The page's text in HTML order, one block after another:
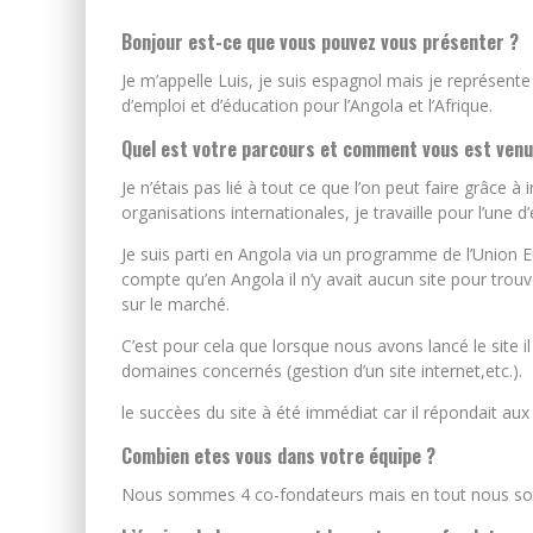
Bonjour est-ce que vous pouvez vous présenter ?
Je m’appelle Luis, je suis espagnol mais je
d’emploi et d’éducation pour l’Angola et l’Afrique.
Quel est votre parcours et comment vous est
Je n’étais pas lié à tout ce que l’on peut faire grâce
organisations internationales, je travaille pour l’une
Je suis parti en Angola via un programme de
compte qu’en Angola il n’y avait aucun site pour
sur le marché.
C’est pour cela que lorsque nous avons lancé le
domaines concernés (gestion d’un site internet,etc.).
le succèes du site à été immédiat car il répondait
Combien etes vous dans votre équipe ?
Nous sommes 4 co-fondateurs mais en tout nous